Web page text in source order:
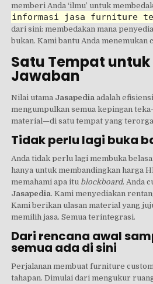
memberi Anda ‘ilmu’ untuk
informasi jasa furniture
dari sini: membedakan mana
bukan. Kami bantu Anda menemukan
Satu Tempat untuk
Jawaban
Nilai utama Jasapedia adalah
mengumpulkan semua kepingan
material—di satu tempat yang
Tidak perlu lagi buka
Anda tidak perlu lagi membuka
hanya untuk membandingkan harga
memahami apa itu blockboard. Anda
Jasapedia. Kami menyediakan
Kami berikan ulasan material yang
memilih jasa. Semua terintegrasi.
Dari rencana awal
semua ada di sini
Perjalanan membuat furniture
tahapan. Dimulai dari mengukur